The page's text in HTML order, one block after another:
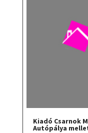
Kiadó Csarnok
Autópálya